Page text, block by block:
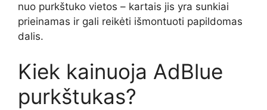
nuo purkštuko vietos – kartais jis yra sunkiai
prieinamas ir gali reikėti išmontuoti papildomas
dalis.
Kiek kainuoja AdBlue
purkštukas?